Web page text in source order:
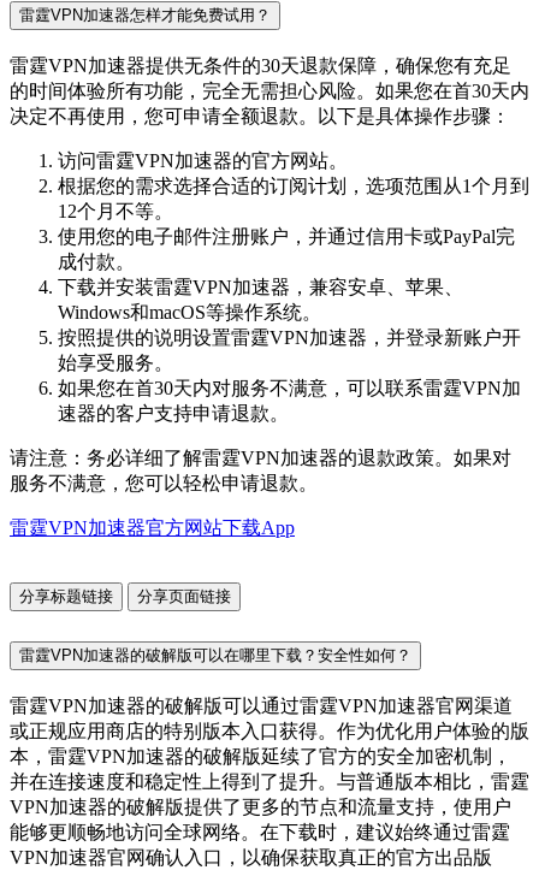
雷霆VPN加速器怎样才能免费试用？
雷霆VPN加速器提供无条件的30天退款保障，确保您有充足
的时间体验所有功能，完全无需担心风险。如果您在首30天内
决定不再使用，您可申请全额退款。以下是具体操作步骤：
访问雷霆VPN加速器的官方网站。
根据您的需求选择合适的订阅计划，选项范围从1个月到
12个月不等。
使用您的电子邮件注册账户，并通过信用卡或PayPal完
成付款。
下载并安装雷霆VPN加速器，兼容安卓、苹果、
Windows和macOS等操作系统。
按照提供的说明设置雷霆VPN加速器，并登录新账户开
始享受服务。
如果您在首30天内对服务不满意，可以联系雷霆VPN加
速器的客户支持申请退款。
请注意：务必详细了解雷霆VPN加速器的退款政策。如果对
服务不满意，您可以轻松申请退款。
雷霆VPN加速器官方网站下载App
分享标题链接 分享页面链接
雷霆VPN加速器的破解版可以在哪里下载？安全性如何？
雷霆VPN加速器的破解版可以通过雷霆VPN加速器官网渠道
或正规应用商店的特别版本入口获得。作为优化用户体验的版
本，雷霆VPN加速器的破解版延续了官方的安全加密机制，
并在连接速度和稳定性上得到了提升。与普通版本相比，雷霆
VPN加速器的破解版提供了更多的节点和流量支持，使用户
能够更顺畅地访问全球网络。在下载时，建议始终通过雷霆
VPN加速器官网确认入口，以确保获取真正的官方出品版